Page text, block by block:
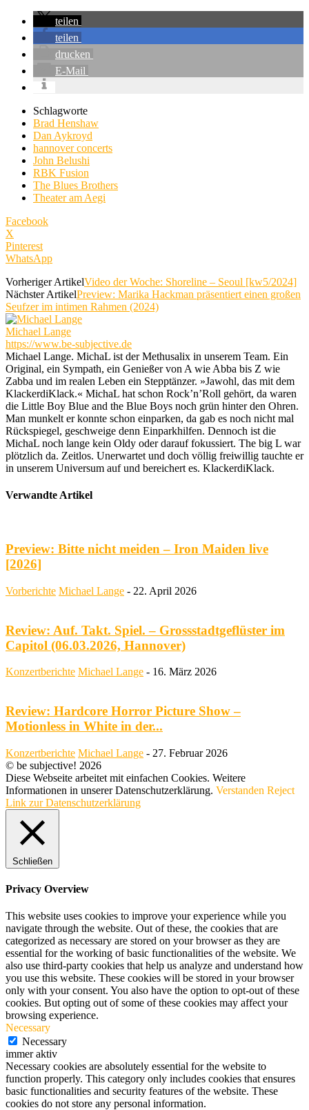
teilen
teilen
drucken
E-Mail
Schlagworte
Brad Henshaw
Dan Aykroyd
hannover concerts
John Belushi
RBK Fusion
The Blues Brothers
Theater am Aegi
Facebook
X
Pinterest
WhatsApp
Vorheriger ArtikelVideo der Woche: Shoreline – Seoul [kw5/2024]
Nächster ArtikelPreview: Marika Hackman präsentiert einen großen
Seufzer im intimen Rahmen (2024)
Michael Lange
https://www.be-subjective.de
Michael Lange. MichaL ist der Methusalix in unserem Team. Ein
Original, ein Sympath, ein Genießer von A wie Abba bis Z wie
Zabba und im realen Leben ein Stepptänzer. »Jawohl, das mit dem
KlackerdiKlack.« MichaL hat schon Rock’n’Roll gehört, da waren
die Little Boy Blue and the Blue Boys noch grün hinter den Ohren.
Man munkelt er konnte schon einparken, da gab es noch nicht mal
Rückspiegel, geschweige denn Einparkhilfen. Dennoch ist die
MichaL noch lange kein Oldy oder darauf fokussiert. The big L war
plötzlich da. Zeitlos. Unerwartet und doch völlig freiwillig tauchte er
in unserem Universum auf und bereichert es. KlackerdiKlack.
Verwandte Artikel
Preview: Bitte nicht meiden – Iron Maiden live
[2026]
Vorberichte Michael Lange - 22. April 2026
Review: Auf. Takt. Spiel. – Grossstadtgeflüster im
Capitol (06.03.2026, Hannover)
Konzertberichte Michael Lange - 16. März 2026
Review: Hardcore Horror Picture Show –
Motionless in White in der...
Konzertberichte Michael Lange - 27. Februar 2026
© be subjective! 2026
Diese Webseite arbeitet mit einfachen Cookies. Weitere
Informationen in unserer Datenschutzerklärung. Verstanden Reject
Link zur Datenschutzerklärung
Schließen
Privacy Overview
This website uses cookies to improve your experience while you
navigate through the website. Out of these, the cookies that are
categorized as necessary are stored on your browser as they are
essential for the working of basic functionalities of the website. We
also use third-party cookies that help us analyze and understand how
you use this website. These cookies will be stored in your browser
only with your consent. You also have the option to opt-out of these
cookies. But opting out of some of these cookies may affect your
browsing experience.
Necessary
Necessary
immer aktiv
Necessary cookies are absolutely essential for the website to
function properly. This category only includes cookies that ensures
basic functionalities and security features of the website. These
cookies do not store any personal information.